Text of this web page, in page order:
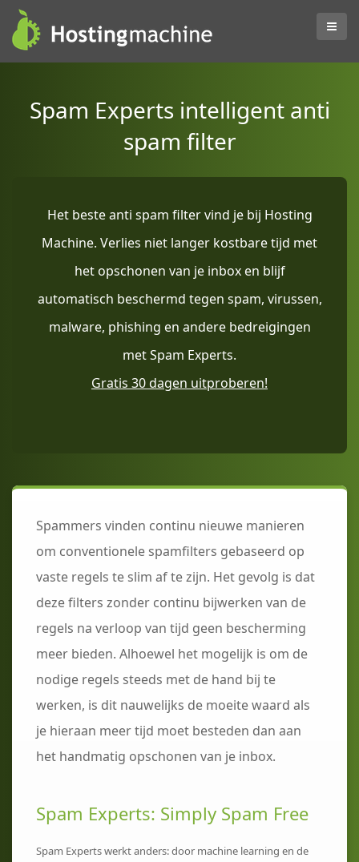
Spam Experts intelligent anti
spam filter
Het beste anti spam filter vind je bij Hosting
Machine. Verlies niet langer kostbare tijd met
het opschonen van je inbox en blijf
automatisch beschermd tegen spam, virussen,
malware, phishing en andere bedreigingen
met Spam Experts.
Gratis 30 dagen uitproberen!
Spammers vinden continu nieuwe manieren
om conventionele spamfilters gebaseerd op
vaste regels te slim af te zijn. Het gevolg is dat
deze filters zonder continu bijwerken van de
regels na verloop van tijd geen bescherming
meer bieden. Alhoewel het mogelijk is om de
nodige regels steeds met de hand bij te
werken, is dit nauwelijks de moeite waard als
je hieraan meer tijd moet besteden dan aan
het handmatig opschonen van je inbox.
Spam Experts: Simply Spam Free
Spam Experts werkt anders: door machine learning en de